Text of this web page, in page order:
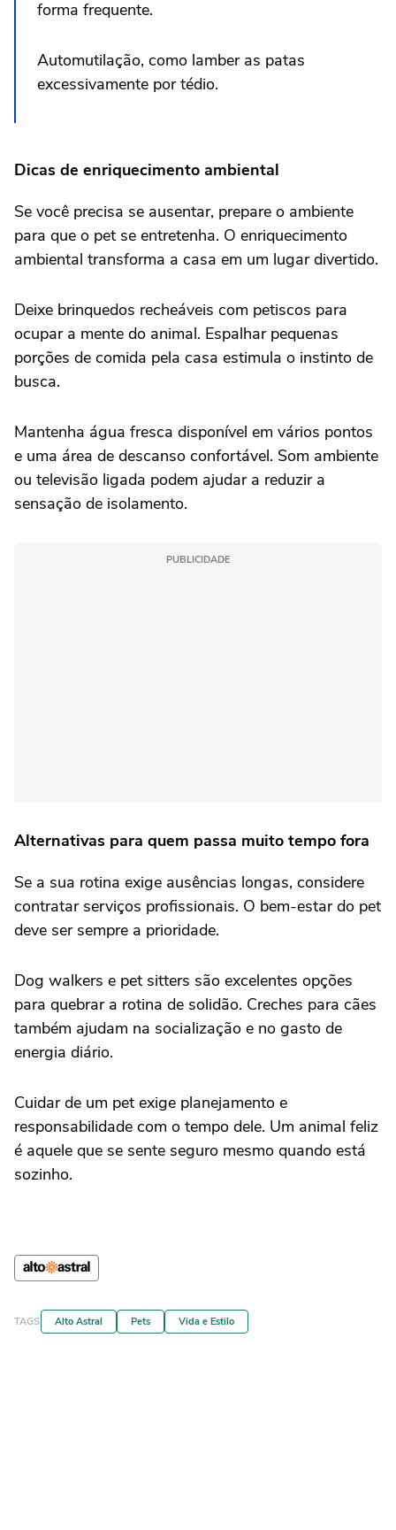
forma frequente.
Automutilação, como lamber as patas
excessivamente por tédio.
Dicas de enriquecimento ambiental
Se você precisa se ausentar, prepare o ambiente
para que o pet se entretenha. O enriquecimento
ambiental transforma a casa em um lugar divertido.
Deixe brinquedos recheáveis com petiscos para
ocupar a mente do animal. Espalhar pequenas
porções de comida pela casa estimula o instinto de
busca.
Mantenha água fresca disponível em vários pontos
e uma área de descanso confortável. Som ambiente
ou televisão ligada podem ajudar a reduzir a
sensação de isolamento.
PUBLICIDADE
Alternativas para quem passa muito tempo fora
Se a sua rotina exige ausências longas, considere
contratar serviços profissionais. O bem-estar do pet
deve ser sempre a prioridade.
Dog walkers e pet sitters são excelentes opções
para quebrar a rotina de solidão. Creches para cães
também ajudam na socialização e no gasto de
energia diário.
Cuidar de um pet exige planejamento e
responsabilidade com o tempo dele. Um animal feliz
é aquele que se sente seguro mesmo quando está
sozinho.
TAGS Alto Astral Pets Vida e Estilo